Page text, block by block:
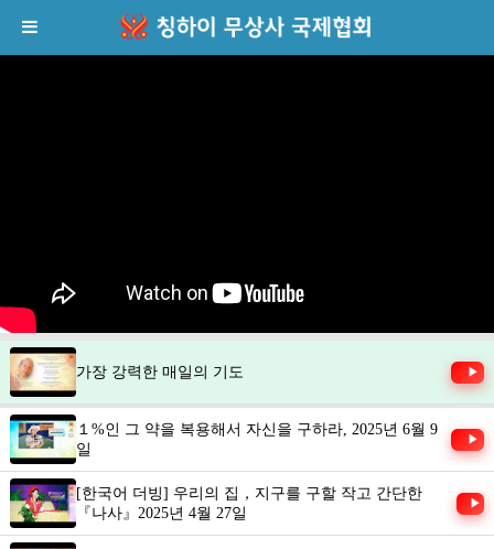
가장 강력한 매일의 기도 ▶
１%인 그 약을 복용해서 자신을 구하라, 2025년 6월 9
일
▶
[한국어 더빙] 우리의 집，지구를 구할 작고 간단한
『나사』2025년 4월 27일
▶